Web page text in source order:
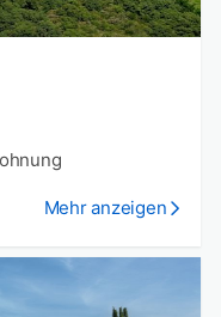
Mehr anzeigen